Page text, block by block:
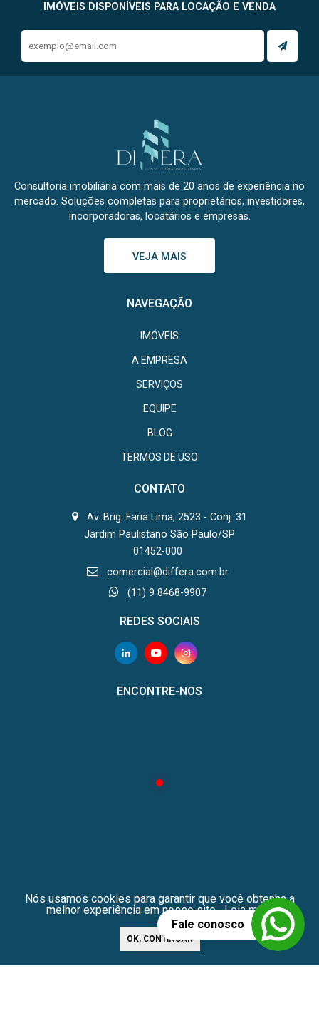
IMÓVEIS DISPONÍVEIS PARA LOCAÇÃO E VENDA
Consultoria imobiliária com mais de 20 anos de experiência no
mercado. Soluções completas para proprietários, investidores,
incorporadoras, locatários e empresas.
VEJA MAIS
NAVEGAÇÃO
IMÓVEIS
A EMPRESA
SERVIÇOS
EQUIPE
BLOG
TERMOS DE USO
CONTATO
Av. Brig. Faria Lima, 2523 - Conj. 31
Jardim Paulistano São Paulo/SP
01452-000
comercial@differa.com.br
(11) 9 8468-9907
REDES SOCIAIS
ENCONTRE-NOS
© Differa 2026 - Todos os direitos reservados - CRECI/SP n. 43671-
J
Nós usamos cookies para garantir que você obtenha a
melhor experiência em nosso site. Leia mais
OK, CONTINUAR